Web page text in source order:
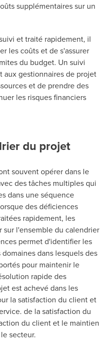
supplémentaires sur un
et traité rapidement, il
les coûts et de s'assurer
du budget. Un suivi
aux gestionnaires de projet
et de prendre des
les risques financiers
du projet
souvent opérer dans le
des tâches multiples qui
dans une séquence
des déficiences
rapidement, les
sur l'ensemble du calendrier
permet d'identifier les
dans lesquels des
pour maintenir le
rapide des
est achevé dans les
la satisfaction du client et
de la satisfaction du
du client et le maintien
secteur.